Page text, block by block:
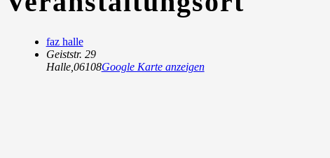
faz halle
Geiststr. 29
Halle, 06108Google Karte anzeigen